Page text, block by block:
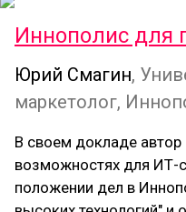
Иннополис для
Юрий Смагин,
маркетолог,
В своем докладе
возможностях для ИТ-
положении дел в